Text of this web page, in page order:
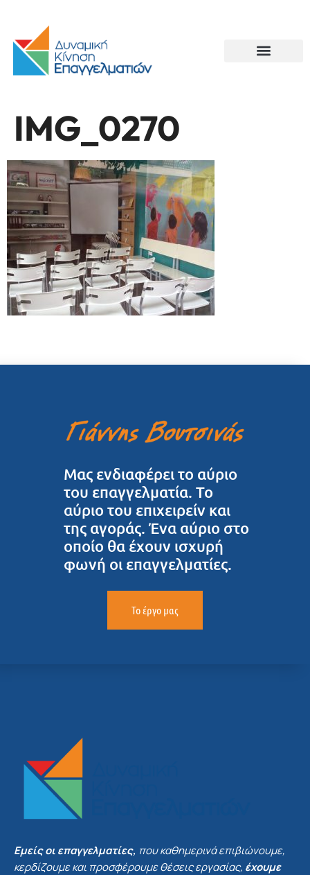
IMG_0270
Μας ενδιαφέρει το αύριο
του επαγγελματία. Το
αύριο του επιχειρείν και
της αγοράς. Ένα αύριο στο
οποίο θα έχουν ισχυρή
φωνή οι επαγγελματίες.
Το έργο μας
Εμείς οι επαγγελματίες, που καθημερινά επιβιώνουμε,
κερδίζουμε και προσφέρουμε θέσεις εργασίας, έχουμε